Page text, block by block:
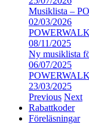
Musiklista –
02/03/2026
08/11/2025
Ny musiklista
06/07/2025
23/03/2025
Previous Next
Rabattkoder
Föreläsningar